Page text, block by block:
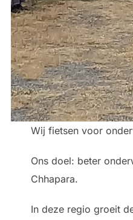
Wij fietsen voor
Ons doel: beter
Chhapara.
In deze regio groeit